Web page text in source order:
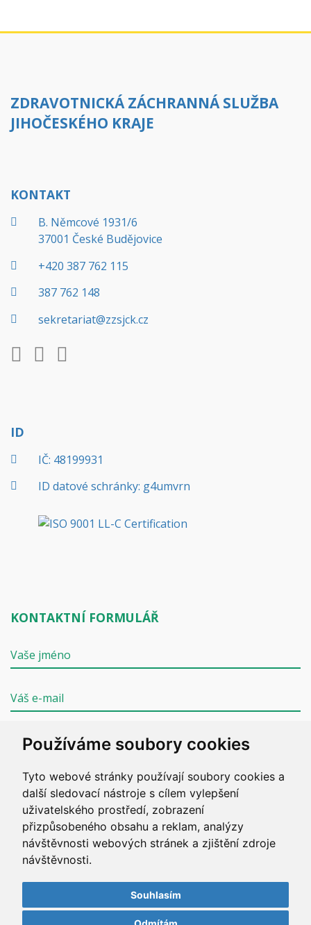
Používáme soubory cookies
Tyto webové stránky používají soubory cookies a
další sledovací nástroje s cílem vylepšení
uživatelského prostředí, zobrazení
přizpůsobeného obsahu a reklam, analýzy
návštěvnosti webových stránek a zjištění zdroje
návštěvnosti.
Souhlasím
ZDRAVOTNICKÁ ZÁCHRANNÁ SLUŽBA
JIHOČESKÉHO KRAJE
KONTAKT
B. Němcové 1931/6
37001 České Budějovice
+420 387 762 115
387 762 148
sekretariat@zzsjck.cz
ID
IČ: 48199931
ID datové schránky: g4umvrn
KONTAKTNÍ FORMULÁŘ
ODESLAT
Copyright © 2020 ZZS JČK. Všechna práva vyhrazena.
VyrobilSimopt, s.r.o./weby-tabor.cz